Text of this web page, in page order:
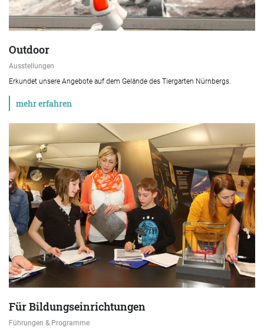
Outdoor
Ausstellungen
Erkundet unsere Angebote auf dem Gelände des Tiergarten Nürnbergs.
mehr erfahren
Für Bildungseinrichtungen
Führungen & Programme